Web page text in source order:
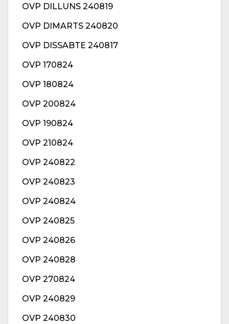
OVP DILLUNS 240819
OVP DIMARTS 240820
OVP DISSABTE 240817
OVP 170824
OVP 180824
OVP 200824
OVP 190824
OVP 210824
OVP 240822
OVP 240823
OVP 240824
OVP 240825
OVP 240826
OVP 240828
OVP 270824
OVP 240829
OVP 240830